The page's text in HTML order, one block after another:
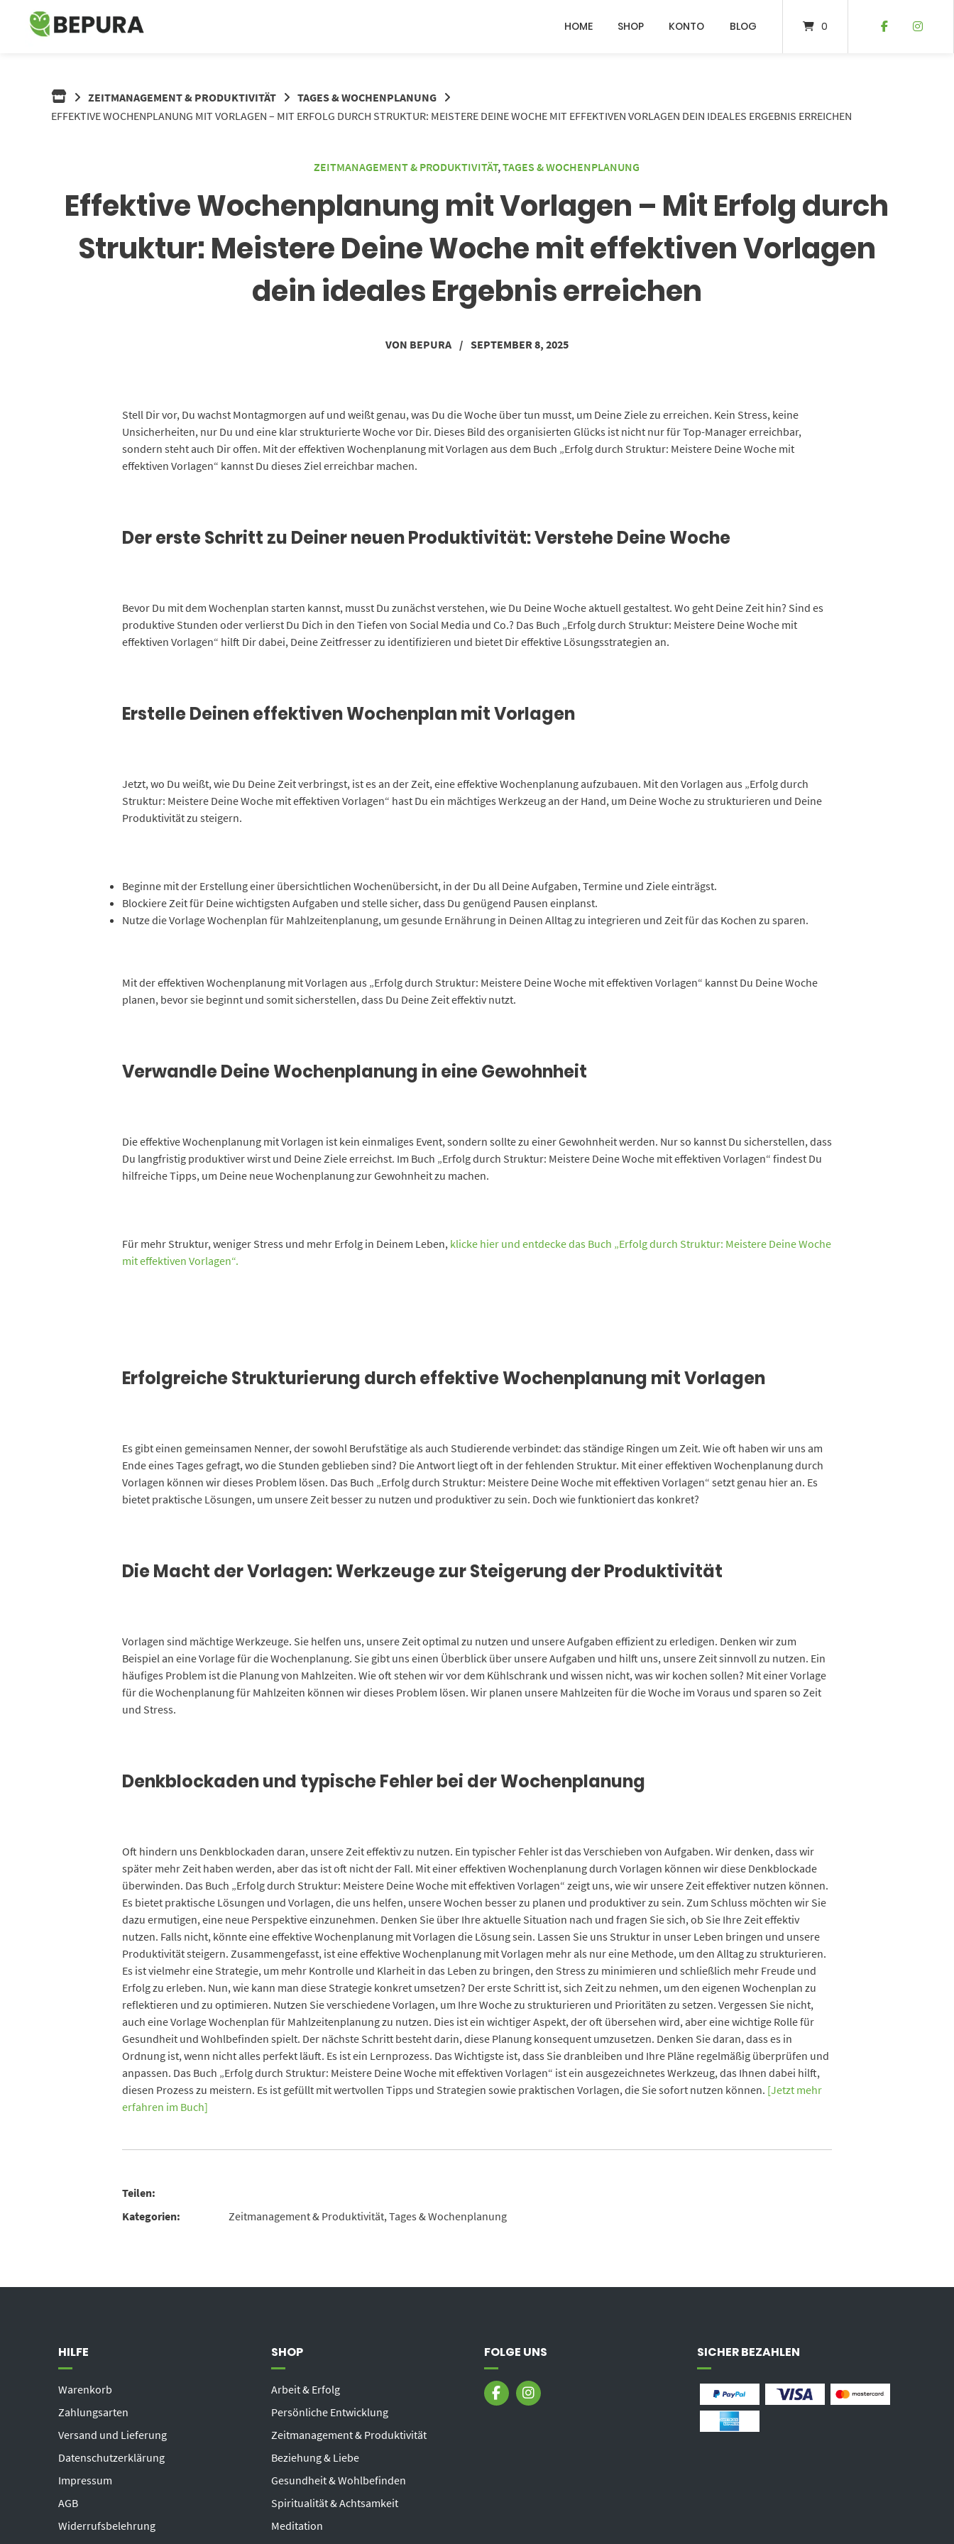
Springe
HOME SHOP KONTO BLOG 0
ZEITMANAGEMENT & PRODUKTIVITÄT
TAGES & WOCHENPLANUNG
EFFEKTIVE WOCHENPLANUNG MIT VORLAGEN – MIT ERFOLG DURCH STRUKTUR: MEISTERE DEINE WOCHE MIT EFFEKTIVEN VORLAGEN DEIN IDEALES ERGEBNIS ERREICHEN
ZEITMANAGEMENT & PRODUKTIVITÄT,TAGES & WOCHENPLANUNG
Effektive Wochenplanung mit Vorlagen – Mit Erfolg durch
Struktur: Meistere Deine Woche mit effektiven Vorlagen
dein ideales Ergebnis erreichen
VON BEPURA / SEPTEMBER 8, 2025
Stell Dir vor, Du wachst Montagmorgen auf und weißt genau, was Du die Woche über tun musst, um Deine Ziele zu erreichen. Kein Stress, keine
Unsicherheiten, nur Du und eine klar strukturierte Woche vor Dir. Dieses Bild des organisierten Glücks ist nicht nur für Top-Manager erreichbar,
sondern steht auch Dir offen. Mit der effektiven Wochenplanung mit Vorlagen aus dem Buch „Erfolg durch Struktur: Meistere Deine Woche mit
effektiven Vorlagen“ kannst Du dieses Ziel erreichbar machen.
Der erste Schritt zu Deiner neuen Produktivität: Verstehe Deine Woche
Bevor Du mit dem Wochenplan starten kannst, musst Du zunächst verstehen, wie Du Deine Woche aktuell gestaltest. Wo geht Deine Zeit hin? Sind es
produktive Stunden oder verlierst Du Dich in den Tiefen von Social Media und Co.? Das Buch „Erfolg durch Struktur: Meistere Deine Woche mit
effektiven Vorlagen“ hilft Dir dabei, Deine Zeitfresser zu identifizieren und bietet Dir effektive Lösungsstrategien an.
Erstelle Deinen effektiven Wochenplan mit Vorlagen
Jetzt, wo Du weißt, wie Du Deine Zeit verbringst, ist es an der Zeit, eine effektive Wochenplanung aufzubauen. Mit den Vorlagen aus „Erfolg durch
Struktur: Meistere Deine Woche mit effektiven Vorlagen“ hast Du ein mächtiges Werkzeug an der Hand, um Deine Woche zu strukturieren und Deine
Produktivität zu steigern.
Beginne mit der Erstellung einer übersichtlichen Wochenübersicht, in der Du all Deine Aufgaben, Termine und Ziele einträgst.
Blockiere Zeit für Deine wichtigsten Aufgaben und stelle sicher, dass Du genügend Pausen einplanst.
Nutze die Vorlage Wochenplan für Mahlzeitenplanung, um gesunde Ernährung in Deinen Alltag zu integrieren und Zeit für das Kochen zu sparen.
Mit der effektiven Wochenplanung mit Vorlagen aus „Erfolg durch Struktur: Meistere Deine Woche mit effektiven Vorlagen“ kannst Du Deine Woche
planen, bevor sie beginnt und somit sicherstellen, dass Du Deine Zeit effektiv nutzt.
Verwandle Deine Wochenplanung in eine Gewohnheit
Die effektive Wochenplanung mit Vorlagen ist kein einmaliges Event, sondern sollte zu einer Gewohnheit werden. Nur so kannst Du sicherstellen, dass
Du langfristig produktiver wirst und Deine Ziele erreichst. Im Buch „Erfolg durch Struktur: Meistere Deine Woche mit effektiven Vorlagen“ findest Du
hilfreiche Tipps, um Deine neue Wochenplanung zur Gewohnheit zu machen.
Für mehr Struktur, weniger Stress und mehr Erfolg in Deinem Leben, klicke hier und entdecke das Buch „Erfolg durch Struktur: Meistere Deine Woche
mit effektiven Vorlagen“.
Erfolgreiche Strukturierung durch effektive Wochenplanung mit Vorlagen
Es gibt einen gemeinsamen Nenner, der sowohl Berufstätige als auch Studierende verbindet: das ständige Ringen um Zeit. Wie oft haben wir uns am
Ende eines Tages gefragt, wo die Stunden geblieben sind? Die Antwort liegt oft in der fehlenden Struktur. Mit einer effektiven Wochenplanung durch
Vorlagen können wir dieses Problem lösen. Das Buch „Erfolg durch Struktur: Meistere Deine Woche mit effektiven Vorlagen“ setzt genau hier an. Es
bietet praktische Lösungen, um unsere Zeit besser zu nutzen und produktiver zu sein. Doch wie funktioniert das konkret?
Die Macht der Vorlagen: Werkzeuge zur Steigerung der Produktivität
Vorlagen sind mächtige Werkzeuge. Sie helfen uns, unsere Zeit optimal zu nutzen und unsere Aufgaben effizient zu erledigen. Denken wir zum
Beispiel an eine Vorlage für die Wochenplanung. Sie gibt uns einen Überblick über unsere Aufgaben und hilft uns, unsere Zeit sinnvoll zu nutzen. Ein
häufiges Problem ist die Planung von Mahlzeiten. Wie oft stehen wir vor dem Kühlschrank und wissen nicht, was wir kochen sollen? Mit einer Vorlage
für die Wochenplanung für Mahlzeiten können wir dieses Problem lösen. Wir planen unsere Mahlzeiten für die Woche im Voraus und sparen so Zeit
und Stress.
Denkblockaden und typische Fehler bei der Wochenplanung
Oft hindern uns Denkblockaden daran, unsere Zeit effektiv zu nutzen. Ein typischer Fehler ist das Verschieben von Aufgaben. Wir denken, dass wir
später mehr Zeit haben werden, aber das ist oft nicht der Fall. Mit einer effektiven Wochenplanung durch Vorlagen können wir diese Denkblockade
überwinden. Das Buch „Erfolg durch Struktur: Meistere Deine Woche mit effektiven Vorlagen“ zeigt uns, wie wir unsere Zeit effektiver nutzen können.
Es bietet praktische Lösungen und Vorlagen, die uns helfen, unsere Wochen besser zu planen und produktiver zu sein. Zum Schluss möchten wir Sie
dazu ermutigen, eine neue Perspektive einzunehmen. Denken Sie über Ihre aktuelle Situation nach und fragen Sie sich, ob Sie Ihre Zeit effektiv
nutzen. Falls nicht, könnte eine effektive Wochenplanung mit Vorlagen die Lösung sein. Lassen Sie uns Struktur in unser Leben bringen und unsere
Produktivität steigern. Zusammengefasst, ist eine effektive Wochenplanung mit Vorlagen mehr als nur eine Methode, um den Alltag zu strukturieren.
Es ist vielmehr eine Strategie, um mehr Kontrolle und Klarheit in das Leben zu bringen, den Stress zu minimieren und schließlich mehr Freude und
Erfolg zu erleben. Nun, wie kann man diese Strategie konkret umsetzen? Der erste Schritt ist, sich Zeit zu nehmen, um den eigenen Wochenplan zu
reflektieren und zu optimieren. Nutzen Sie verschiedene Vorlagen, um Ihre Woche zu strukturieren und Prioritäten zu setzen. Vergessen Sie nicht,
auch eine Vorlage Wochenplan für Mahlzeitenplanung zu nutzen. Dies ist ein wichtiger Aspekt, der oft übersehen wird, aber eine wichtige Rolle für
Gesundheit und Wohlbefinden spielt. Der nächste Schritt besteht darin, diese Planung konsequent umzusetzen. Denken Sie daran, dass es in
Ordnung ist, wenn nicht alles perfekt läuft. Es ist ein Lernprozess. Das Wichtigste ist, dass Sie dranbleiben und Ihre Pläne regelmäßig überprüfen und
anpassen. Das Buch „Erfolg durch Struktur: Meistere Deine Woche mit effektiven Vorlagen“ ist ein ausgezeichnetes Werkzeug, das Ihnen dabei hilft,
diesen Prozess zu meistern. Es ist gefüllt mit wertvollen Tipps und Strategien sowie praktischen Vorlagen, die Sie sofort nutzen können. [Jetzt mehr
erfahren im Buch]
Teilen:
Kategorien:
Zeitmanagement & Produktivität,Tages & Wochenplanung
HILFE
Warenkorb
Zahlungsarten
Versand und Lieferung
Datenschutzerklärung
Impressum
AGB
Widerrufsbelehrung
SHOP
Arbeit & Erfolg
Persönliche Entwicklung
Zeitmanagement & Produktivität
Beziehung & Liebe
Gesundheit & Wohlbefinden
Spiritualität & Achtsamkeit
Meditation
FOLGE UNS SICHER BEZAHLEN